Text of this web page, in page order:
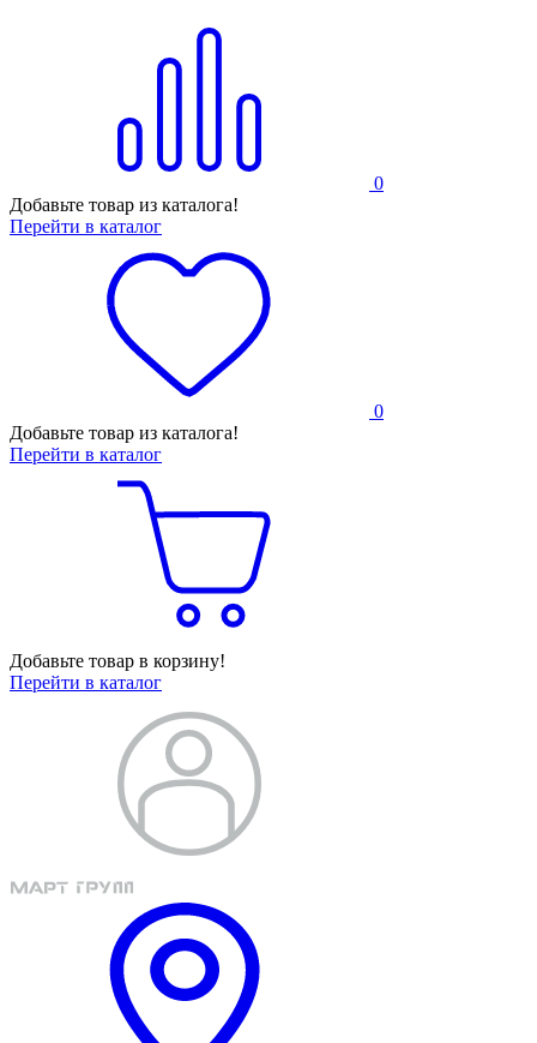
0
Добавьте товар из каталога!
Перейти в каталог
0
Добавьте товар из каталога!
Перейти в каталог
Добавьте товар в корзину!
Перейти в каталог